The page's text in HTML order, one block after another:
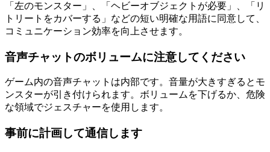
「左のモンスター」、「ヘビーオブジェクトが必要」、「リ
トリートをカバーする」などの短い明確な用語に同意して、
コミュニケーション効率を向上させます。
音声チャットのボリュームに注意してください
ゲーム内の音声チャットは内部です。音量が大きすぎるとモ
ンスターが引き付けられます。ボリュームを下げるか、危険
な領域でジェスチャーを使用します。
事前に計画して通信します